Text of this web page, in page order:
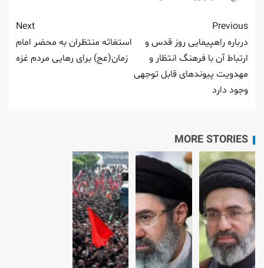
Previous
درباره راهپیمایی روز قدس و
ارتباط آن با فرهنگ انتظار و
مهدویت پیوندهای قابل توجهی
وجود دارد
Next
استغاثه منتظران به محضر امام
زمان(عج) برای رهایی مردم غزه
MORE STORIES